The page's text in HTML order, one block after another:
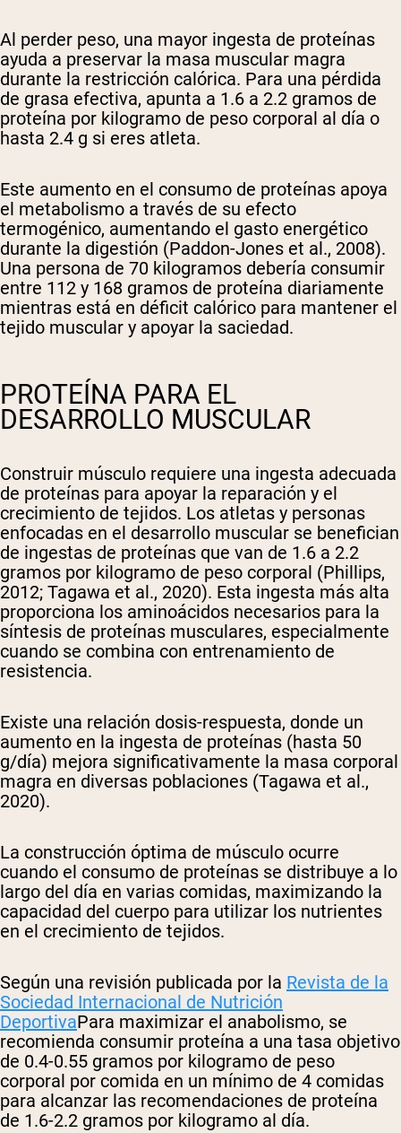
Al perder peso, una mayor ingesta de proteínas
ayuda a preservar la masa muscular magra
durante la restricción calórica. Para una pérdida
de grasa efectiva, apunta a 1.6 a 2.2 gramos de
proteína por kilogramo de peso corporal al día o
hasta 2.4 g si eres atleta.
Este aumento en el consumo de proteínas apoya
el metabolismo a través de su efecto
termogénico, aumentando el gasto energético
durante la digestión (Paddon-Jones et al., 2008).
Una persona de 70 kilogramos debería consumir
entre 112 y 168 gramos de proteína diariamente
mientras está en déficit calórico para mantener el
tejido muscular y apoyar la saciedad.
PROTEÍNA PARA EL
DESARROLLO MUSCULAR
Construir músculo requiere una ingesta adecuada
de proteínas para apoyar la reparación y el
crecimiento de tejidos. Los atletas y personas
enfocadas en el desarrollo muscular se benefician
de ingestas de proteínas que van de 1.6 a 2.2
gramos por kilogramo de peso corporal (Phillips,
2012; Tagawa et al., 2020). Esta ingesta más alta
proporciona los aminoácidos necesarios para la
síntesis de proteínas musculares, especialmente
cuando se combina con entrenamiento de
resistencia.
Existe una relación dosis-respuesta, donde un
aumento en la ingesta de proteínas (hasta 50
g/día) mejora significativamente la masa corporal
magra en diversas poblaciones (Tagawa et al.,
2020).
La construcción óptima de músculo ocurre
cuando el consumo de proteínas se distribuye a lo
largo del día en varias comidas, maximizando la
capacidad del cuerpo para utilizar los nutrientes
en el crecimiento de tejidos.
Según una revisión publicada por la Revista de la
Sociedad Internacional de Nutrición
DeportivaPara maximizar el anabolismo, se
recomienda consumir proteína a una tasa objetivo
de 0.4-0.55 gramos por kilogramo de peso
corporal por comida en un mínimo de 4 comidas
para alcanzar las recomendaciones de proteína
de 1.6-2.2 gramos por kilogramo al día.